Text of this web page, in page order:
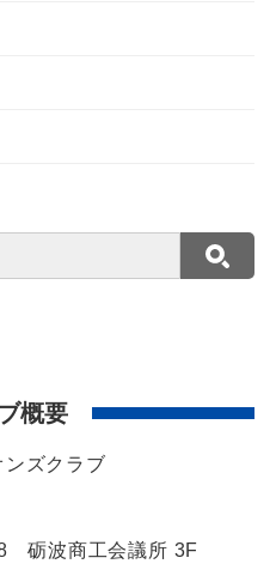
概要
ンズクラブ
砺波商工会議所 3F